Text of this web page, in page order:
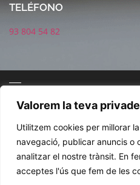
Valorem la teva
Utilitzem cookies per millorar
navegació, publicar anuncis o
analitzar el nostre trànsit. En
acceptes l'ús que fem de les
TELÉFONO
93 804 54 82
POLÍTICA DE REDES SOCIALESAVISO